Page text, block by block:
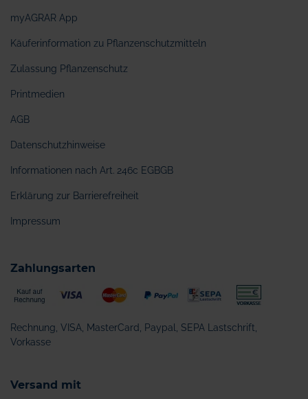
myAGRAR App
Käuferinformation zu Pflanzenschutzmitteln
Zulassung Pflanzenschutz
Printmedien
AGB
Datenschutzhinweise
Informationen nach Art. 246c EGBGB
Erklärung zur Barrierefreiheit
Impressum
Zahlungsarten
Rechnung, VISA, MasterCard, Paypal, SEPA Lastschrift,
Vorkasse
Versand mit